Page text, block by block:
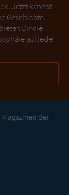
Jetzt kannst
Geschichte.
Dir die
auf jeder
der